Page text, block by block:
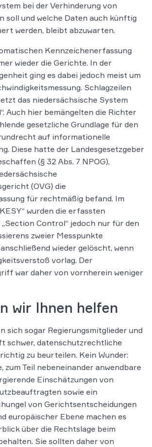
bei der Verhinderung von
soll und welche Daten auch künftig
werden, bleibt abzuwarten.
Kennzeichenerfassung
wieder die Gerichte. In der
ging es dabei jedoch meist um
Schlagzeilen
das niedersächsische System
Auch hier bemängelten die Richter
gesetzliche Grundlage für den
auf informationelle
Diese hatte der Landesgesetzgeber
(§ 32 Abs. 7 NPOG),
(OVG) die
für rechtmäßig befand. Im
wurden die erfassten
Control“ jedoch nur für den
zweier Messpunkte
wieder gelöscht, wenn
vorlag. Der
war daher von vornherein weniger
wir Ihnen helfen
sich sogar Regierungsmitglieder und
schwer, datenschutzrechtliche
zu beurteilen. Kein Wunder:
zum Teil nebeneinander anwendbare
Einschätzungen von
sowie ein
von Gerichtsentscheidungen
europäischer Ebene machen es
über die Rechtslage beim
Sie sollten daher von